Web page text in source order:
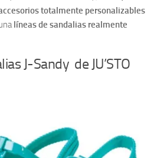
totalmente personalizables
líneas de sandalias realmente
J-Sandy de JU’STO